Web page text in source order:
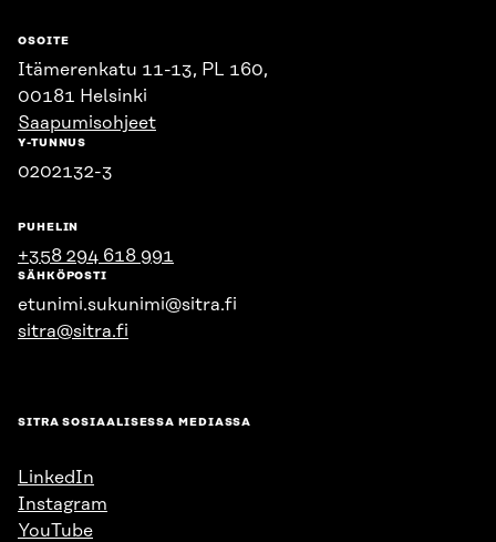
OSOITE
Itämerenkatu 11-13, PL 160,
00181 Helsinki
Saapumisohjeet
Y-TUNNUS
0202132-3
PUHELIN
+358 294 618 991
SÄHKÖPOSTI
etunimi.sukunimi@sitra.fi
sitra@sitra.fi
SITRA SOSIAALISESSA MEDIASSA
LinkedIn
Instagram
YouTube